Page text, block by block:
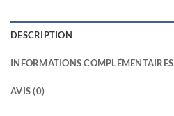
DESCRIPTION
INFORMATIONS COMPLÉMENTAIRES
AVIS (0)